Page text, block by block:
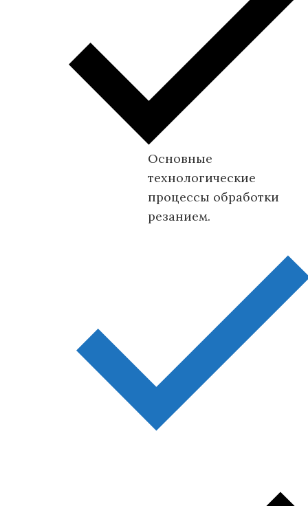
Основные
технологические
процессы обработки
резанием.